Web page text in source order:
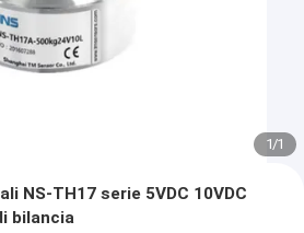
1/1
NS-TH17 serie 5VDC 10VDC
bilancia